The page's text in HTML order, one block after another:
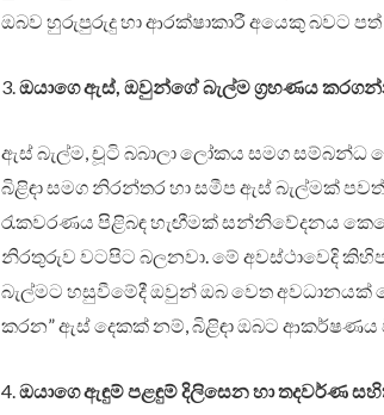
ඔබව හුරුපුරුදු හා ආරක්ෂාකාරී අයෙකු බවට
3.ඔයාගෙ ඇස්, ඔවුන්ගේ බැල්ම ග්‍රහණය
ඇස් බැල්ම, චූටි බබාලා ලෝකය සමග
බිළිඳා සමග නිරන්තර හා සමීප ඇස් බැල්මක්
රැකවරණය පිළිබඳ හැඟීමක් සන්නිවේදනය
නිරතුරුව වටපිට බලනවා. මේ අවස්ථාවෙදි
බැල්මට හසුවීමේදී ඔවුන් ඔබ වෙත අවධානයක්
කරන” ඇස් දෙකක් නම්, බිළිඳා ඔබට ආකර්ෂණය
4.ඔයාගෙ ඇඳුම් පළඳුම් දිලිසෙන හා තදවර්ණ